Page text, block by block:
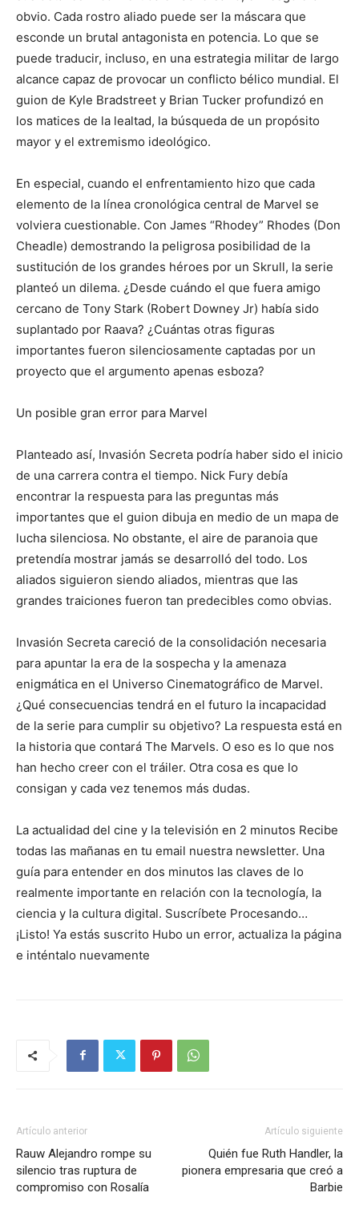
obvio. Cada rostro aliado puede ser la máscara que
esconde un brutal antagonista en potencia. Lo que se
puede traducir, incluso, en una estrategia militar de largo
alcance capaz de provocar un conflicto bélico mundial. El
guion de Kyle Bradstreet y Brian Tucker profundizó en
los matices de la lealtad, la búsqueda de un propósito
mayor y el extremismo ideológico.
En especial, cuando el enfrentamiento hizo que cada
elemento de la línea cronológica central de Marvel se
volviera cuestionable. Con James “Rhodey” Rhodes (Don
Cheadle) demostrando la peligrosa posibilidad de la
sustitución de los grandes héroes por un Skrull, la serie
planteó un dilema. ¿Desde cuándo el que fuera amigo
cercano de Tony Stark (Robert Downey Jr) había sido
suplantado por Raava? ¿Cuántas otras figuras
importantes fueron silenciosamente captadas por un
proyecto que el argumento apenas esboza?
Un posible gran error para Marvel
Planteado así, Invasión Secreta podría haber sido el inicio
de una carrera contra el tiempo. Nick Fury debía
encontrar la respuesta para las preguntas más
importantes que el guion dibuja en medio de un mapa de
lucha silenciosa. No obstante, el aire de paranoia que
pretendía mostrar jamás se desarrolló del todo. Los
aliados siguieron siendo aliados, mientras que las
grandes traiciones fueron tan predecibles como obvias.
Invasión Secreta careció de la consolidación necesaria
para apuntar la era de la sospecha y la amenaza
enigmática en el Universo Cinematográfico de Marvel.
¿Qué consecuencias tendrá en el futuro la incapacidad
de la serie para cumplir su objetivo? La respuesta está en
la historia que contará The Marvels. O eso es lo que nos
han hecho creer con el tráiler. Otra cosa es que lo
consigan y cada vez tenemos más dudas.
La actualidad del cine y la televisión en 2 minutos Recibe
todas las mañanas en tu email nuestra newsletter. Una
guía para entender en dos minutos las claves de lo
realmente importante en relación con la tecnología, la
ciencia y la cultura digital. Suscríbete Procesando…
¡Listo! Ya estás suscrito Hubo un error, actualiza la página
e inténtalo nuevamente
Artículo anterior
Rauw Alejandro rompe su
silencio tras ruptura de
compromiso con Rosalía
Artículo siguiente
Quién fue Ruth Handler, la
pionera empresaria que creó a
Barbie